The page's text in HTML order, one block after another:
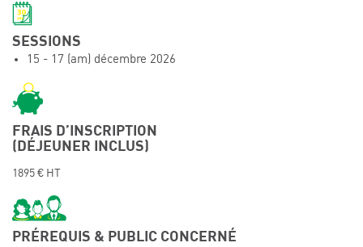
Événements
CHEMISTRY
Contacts
SESSIONS
15 - 17 (am) décembre 2026
FRAIS D’INSCRIPTION
(DÉJEUNER INCLUS)
1895 € HT
PRÉREQUIS & PUBLIC CONCERNÉ